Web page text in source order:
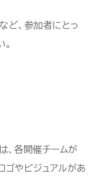
ど、参加者にとっ
、各開催チームが
ゴやビジュアルがあ